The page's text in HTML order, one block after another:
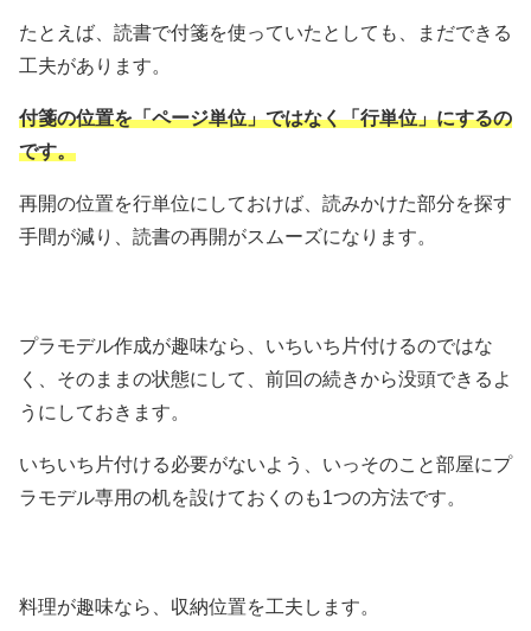
たとえば、読書で付箋を使っていたとしても、まだできる
工夫があります。
付箋の位置を「ページ単位」ではなく「行単位」にするの
です。
再開の位置を行単位にしておけば、読みかけた部分を探す
手間が減り、読書の再開がスムーズになります。
プラモデル作成が趣味なら、いちいち片付けるのではな
く、そのままの状態にして、前回の続きから没頭できるよ
うにしておきます。
いちいち片付ける必要がないよう、いっそのこと部屋にプ
ラモデル専用の机を設けておくのも1つの方法です。
料理が趣味なら、収納位置を工夫します。